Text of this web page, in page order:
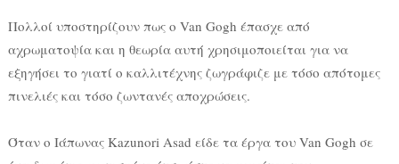
Πολλοί υποστηρίζουν πως ο Van Gogh έπασχε από
αχρωματοψία και η θεωρία αυτή χρησιμοποιείται για να
εξηγήσει το γιατί ο καλλιτέχνης ζωγράφιζε με τόσο απότομες
πινελιές και τόσο ζωντανές αποχρώσεις.
Όταν ο Ιάπωνας Kazunori Asad είδε τα έργα του Van Gogh σε